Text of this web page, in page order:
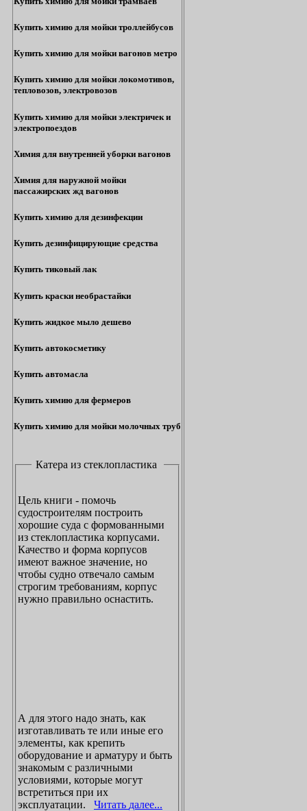
Купить химию для мойки троллейбусов
Купить химию для мойки вагонов метро
Купить химию для мойки локомотивов,
тепловозов, электровозов
Купить химию для мойки электричек и
электропоездов
Химия для внутренней уборки вагонов
Химия для наружной мойки
пассажирских жд вагонов
Купить химию для дезинфекции
Купить дезинфицирующие средства
Купить тиковый лак
Купить краски необрастайки
Купить жидкое мыло дешево
Купить автокосметику
Купить автомасла
Купить химию для фермеров
Купить химию для мойки молочных труб
Катера из стеклопластика
Цель книги - помочь
судостроителям построить
хорошие суда с формованными
из стеклопластика корпусами.
Качество и форма корпусов
имеют важное значение, но
чтобы судно отвечало самым
строгим требованиям, корпус
нужно правильно оснастить.
А для этого надо знать, как
изготавливать те или иные его
элементы, как крепить
оборудование и арматуру и быть
знакомым с различными
условиями, которые могут
встретиться при их
эксплуатации.
Читать далее...